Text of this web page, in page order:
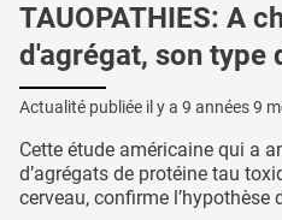
TAUOPATHIES: A
d'agrégat, son type
Actualité publiée il y a 9 années 9
Cette étude américaine qui a
d’agrégats de protéine tau
cerveau, confirme l’hypothèse